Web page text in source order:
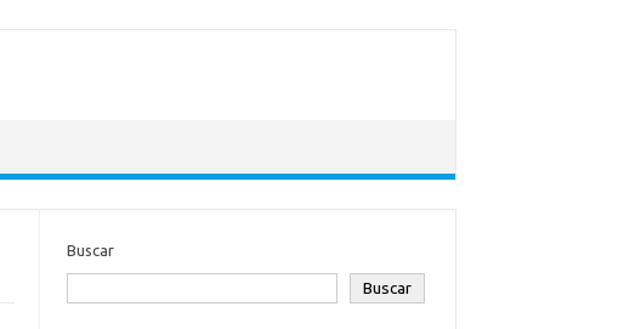
Buscar
Buscar